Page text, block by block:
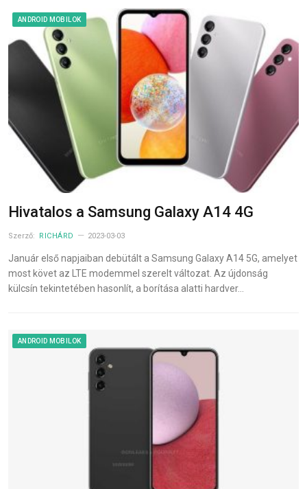
ANDROID MOBILOK
Hivatalos a Samsung Galaxy A14 4G
Szerző: RICHÁRD 2023-03-03
Január első napjaiban debütált a Samsung Galaxy A14 5G, amelyet
most követ az LTE modemmel szerelt változat. Az újdonság
külcsín tekintetében hasonlít, a borítása alatti hardver…
ANDROID MOBILOK